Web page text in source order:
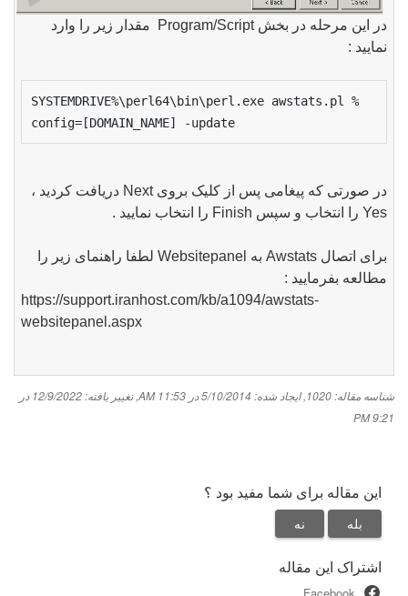
در این مرحله در بخش Program/Script مقدار زیر را وارد
نمایید :
%SYSTEMDRIVE%\perl64\bin\perl.exe awstats.pl
config=[DOMAIN_NAME] -update
در صورتی که پیغامی پس از کلیک بروی Next دریافت کردید ،
Yes را انتخاب و سپس Finish را انتخاب نمایید .
برای اتصال Awstats به Websitepanel لطفا راهنمای زیر را
مطالعه بفرمایید :
https://support.iranhost.com/kb/a1094/awstats-
websitepanel.aspx
شناسه مقاله: 1020 ,ایجاد شده: 5/10/2014 در 11:53 AM ,
تغییر یافته: 12/9/2022 در
9:21 PM
این مقاله برای شما مفید بود ؟
بله نه
اشتراک این مقاله